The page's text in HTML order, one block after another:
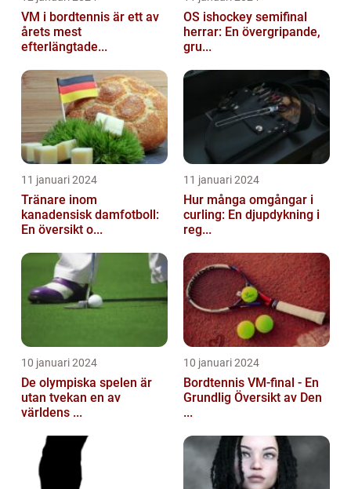
VM i bordtennis är ett av
årets mest
efterlängtade...
OS ishockey semifinal
herrar: En övergripande,
gru...
11 januari 2024
Tränare inom
kanadensisk damfotboll:
En översikt o...
11 januari 2024
Hur många omgångar i
curling: En djupdykning i
reg...
10 januari 2024
De olympiska spelen är
utan tvekan en av
världens ...
10 januari 2024
Bordtennis VM-final - En
Grundlig Översikt av Den
...